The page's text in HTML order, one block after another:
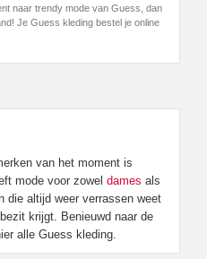
naar trendy mode van Guess, dan
Je Guess kleding bestel je online
van het moment is
mode voor zowel dames als
die altijd weer verrassen weet
krijgt. Benieuwd naar de
alle Guess kleding.